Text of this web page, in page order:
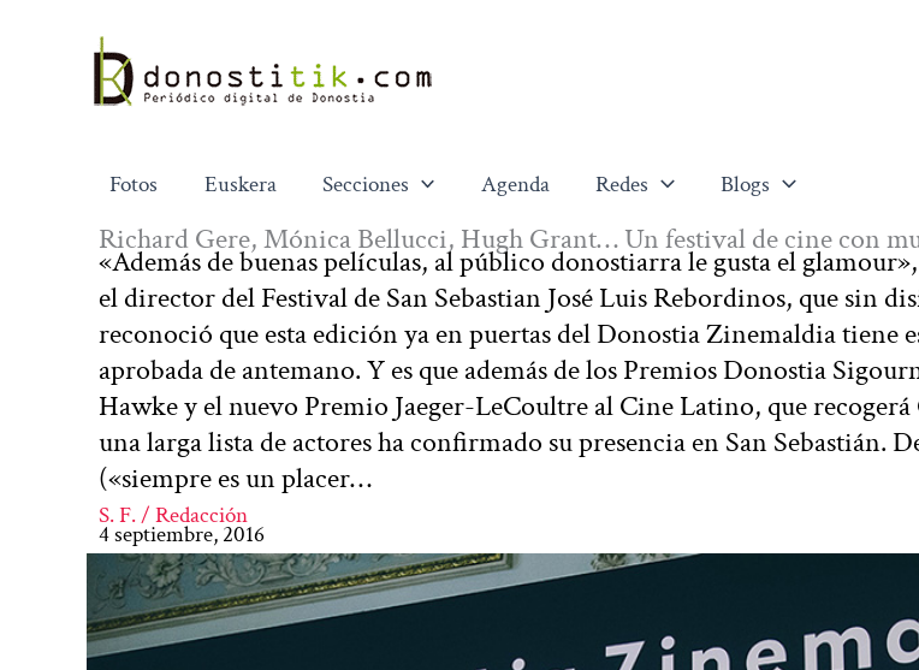
contenido
Fotos Euskera Secciones Agenda Redes Blogs
Richard Gere, Mónica Bellucci, Hugh Grant… Un festival de cine con
«Además de buenas películas, al público donostiarra le gusta el
el director del Festival de San Sebastian José Luis Rebordinos, que sin
reconoció que esta edición ya en puertas del Donostia Zinemaldia tiene
aprobada de antemano. Y es que además de los Premios Donostia
Hawke y el nuevo Premio Jaeger-LeCoultre al Cine Latino, que
una larga lista de actores ha confirmado su presencia en San Sebastián.
(«siempre es un placer…
S. F. / Redacción
4 septiembre, 2016